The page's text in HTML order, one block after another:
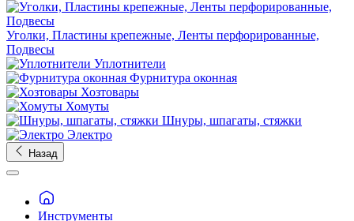
Уголки, Пластины крепежные, Ленты перфорированные,
Подвесы
Уплотнители
Фурнитура оконная
Хозтовары
Хомуты
Шнуры, шпагаты, стяжки
Электро
Назад
Инструменты